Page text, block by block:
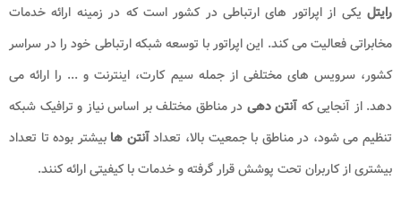
رایتل یکی از اپراتور های ارتباطی در کشور است که در زمینه ارائه خدمات
مخابراتی فعالیت می‌ کند. این اپراتور با توسعه شبکه ارتباطی خود را در سراسر
کشور، سرویس‌ های مختلفی از جمله سیم کارت، اینترنت و ... را ارائه می
‌دهد. از آنجایی که آنتن دهی در مناطق مختلف بر اساس نیاز و ترافیک شبکه
تنظیم می ‌شود، در مناطق با جمعیت بالا، تعدادآنتن ‌هابیشتر بوده تا تعداد
بیشتری از کاربران تحت پوشش قرار گرفته و خدمات با کیفیتی ارائه کنند.